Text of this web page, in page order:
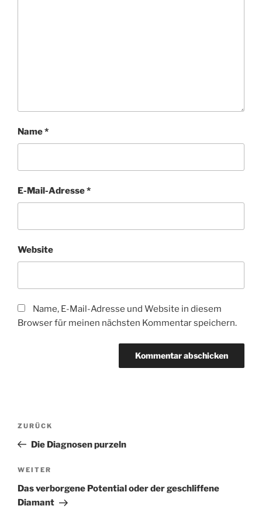
Name*
E-Mail-Adresse*
Website
Name, E-Mail-Adresse und Website in diesem
Browser für meinen nächsten Kommentar speichern.
Beitragsnavigation
Vorheriger
Beitrag
ZURÜCK
Die Diagnosen purzeln
Nächster
Beitrag
WEITER
Das verborgene Potential oder der geschliffene
Diamant